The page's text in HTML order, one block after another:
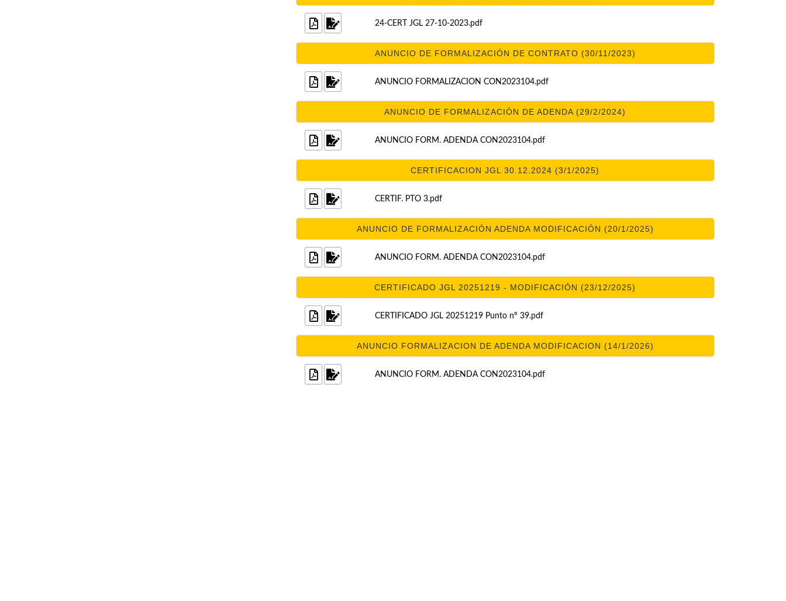
24-CERT JGL 27-10-2023.pdf
ANUNCIO DE FORMALIZACIÓN DE CONTRATO (30/11/2023)
ANUNCIO FORMALIZACION CON2023104.pdf
ANUNCIO DE FORMALIZACIÓN DE ADENDA (29/2/2024)
ANUNCIO FORM. ADENDA CON2023104.pdf
CERTIFICACION JGL 30.12.2024 (3/1/2025)
CERTIF. PTO 3.pdf
ANUNCIO DE FORMALIZACIÓN ADENDA MODIFICACIÓN (20/1/2025)
ANUNCIO FORM. ADENDA CON2023104.pdf
CERTIFICADO JGL 20251219 - MODIFICACIÓN (23/12/2025)
CERTIFICADO JGL 20251219 Punto nº 39.pdf
ANUNCIO FORMALIZACION DE ADENDA MODIFICACION (14/1/2026)
ANUNCIO FORM. ADENDA CON2023104.pdf